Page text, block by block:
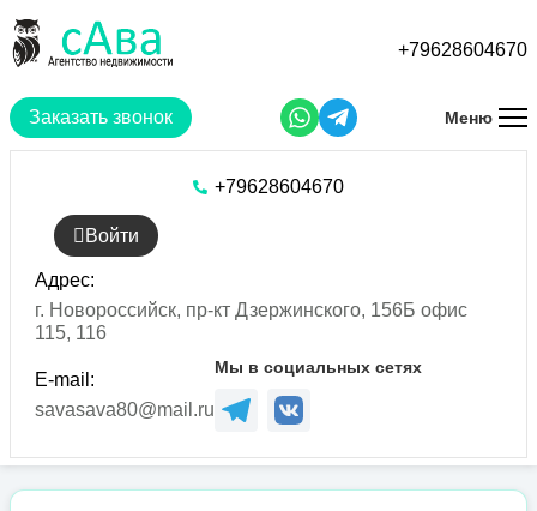
основному
Заказать звонок
+79628604670
Меню
+79628604670
Войти
Адрес:
г. Новороссийск, пр-кт Дзержинского, 156Б офис
115, 116
E-mail:
savasava80@mail.ru
Мы в социальных сетях